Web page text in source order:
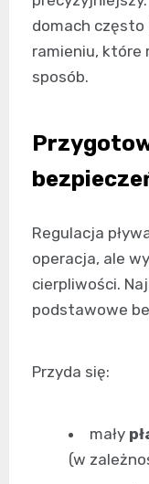
domach często
ramieniu, które
sposób.
Regulacja
operacja, ale
cierpliwości.
podstawowe
Przyda się:
mały
(w